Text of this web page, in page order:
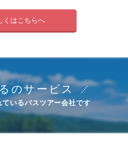
くはこちらへ
ているバスツアー会社です
のサービス